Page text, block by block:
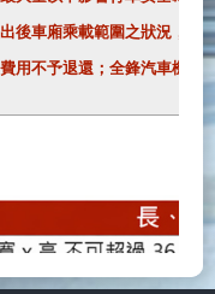
後車廂乘載範圍之狀況，擺
用不予退還；全鋒汽車機場